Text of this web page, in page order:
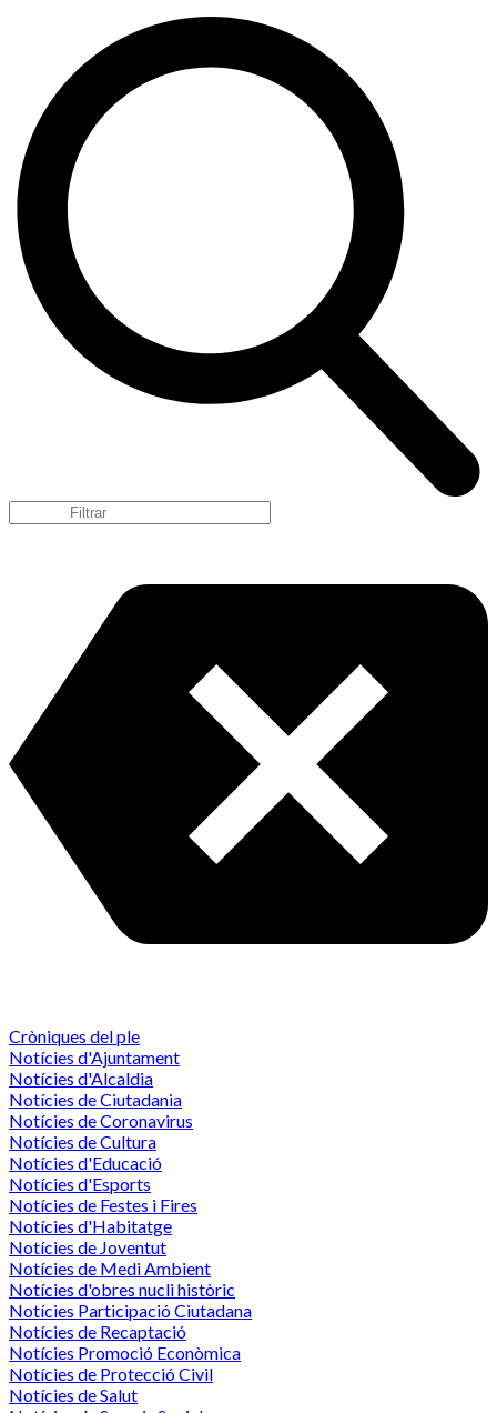
Cròniques del ple
Notícies d'Ajuntament
Notícies d'Alcaldia
Notícies de Ciutadania
Notícies de Coronavirus
Notícies de Cultura
Notícies d'Educació
Notícies d'Esports
Notícies de Festes i Fires
Notícies d'Habitatge
Notícies de Joventut
Notícies de Medi Ambient
Notícies d'obres nucli històric
Notícies Participació Ciutadana
Notícies de Recaptació
Notícies Promoció Econòmica
Notícies de Protecció Civil
Notícies de Salut